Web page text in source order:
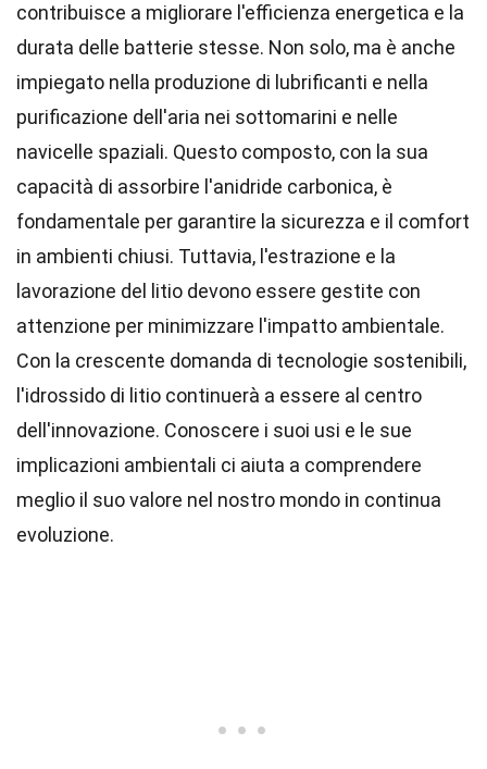
contribuisce a migliorare l'efficienza energetica e la
durata delle batterie stesse. Non solo, ma è anche
impiegato nella produzione di lubrificanti e nella
purificazione dell'aria nei sottomarini e nelle
navicelle spaziali. Questo composto, con la sua
capacità di assorbire l'anidride carbonica, è
fondamentale per garantire la sicurezza e il comfort
in ambienti chiusi. Tuttavia, l'estrazione e la
lavorazione del litio devono essere gestite con
attenzione per minimizzare l'impatto ambientale.
Con la crescente domanda di tecnologie sostenibili,
l'idrossido di litio continuerà a essere al centro
dell'innovazione. Conoscere i suoi usi e le sue
implicazioni ambientali ci aiuta a comprendere
meglio il suo valore nel nostro mondo in continua
evoluzione.